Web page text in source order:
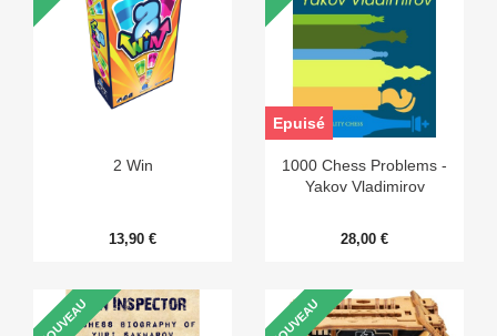
2 Win
13,90 €
1000 Chess Problems -
Yakov Vladimirov
28,00 €
Epuisé
NOUVEAU NOUVEAU